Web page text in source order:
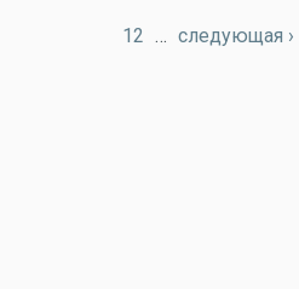
12 … следующая ›